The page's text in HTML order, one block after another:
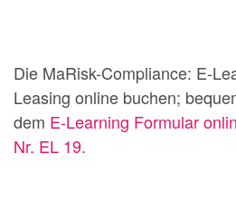
Die MaRisk-Compliance: E-
Leasing online buchen;
dem E-Learning Formular
Nr. EL 19.